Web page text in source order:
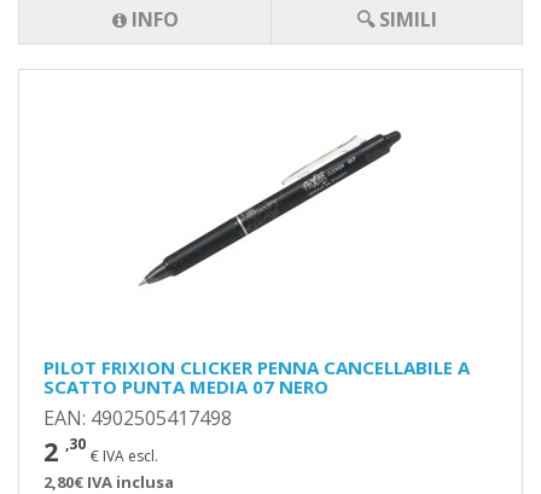
INFO 🔍 SIMILI
PILOT FRIXION CLICKER PENNA CANCELLABILE A
SCATTO PUNTA MEDIA 07 NERO
EAN: 4902505417498
2 ,30
€ IVA escl.
2,80€ IVA inclusa